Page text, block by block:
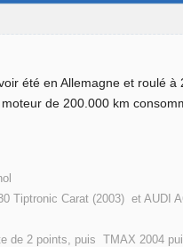
été en Allemagne et roulé
de 200.000 km
Tiptronic Carat (2003) et AUDI
de 2 points, puis TMAX 2004